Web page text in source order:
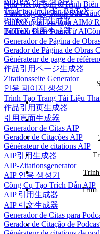
Trình tạo trích dẫn BibTeX
BibTeX 引用生成器
BibTeX 引用生成器
Generador de Página de
Gerador de Página de Obras
Générateur de page de
作品引用ページ生成器
Zitationsseite Generator
인용 페이지 생성기
Trình Tạo Trang Tài Liệu
作品引用页生成器
引用頁面生成器
Generador de Citas AIP
Gerador de Citações AIP
Générateur de citations AIP
AIP引用生成器
AIP-Zitationsgenerator
AIP 인용 생성기
Công Cụ Tạo Trích Dẫn AIP
AIP 引用生成器
AIP 引文生成器
Generador de Citas para
Gerador de Citação de
Nhà viết lại cụm từTrình Biên
VănCông Cụ Chỉnh Sửa Câu
vănRút ngắn bài luận AIMở
TừTrình Biên Soạn Từ AI
Trình
Trình